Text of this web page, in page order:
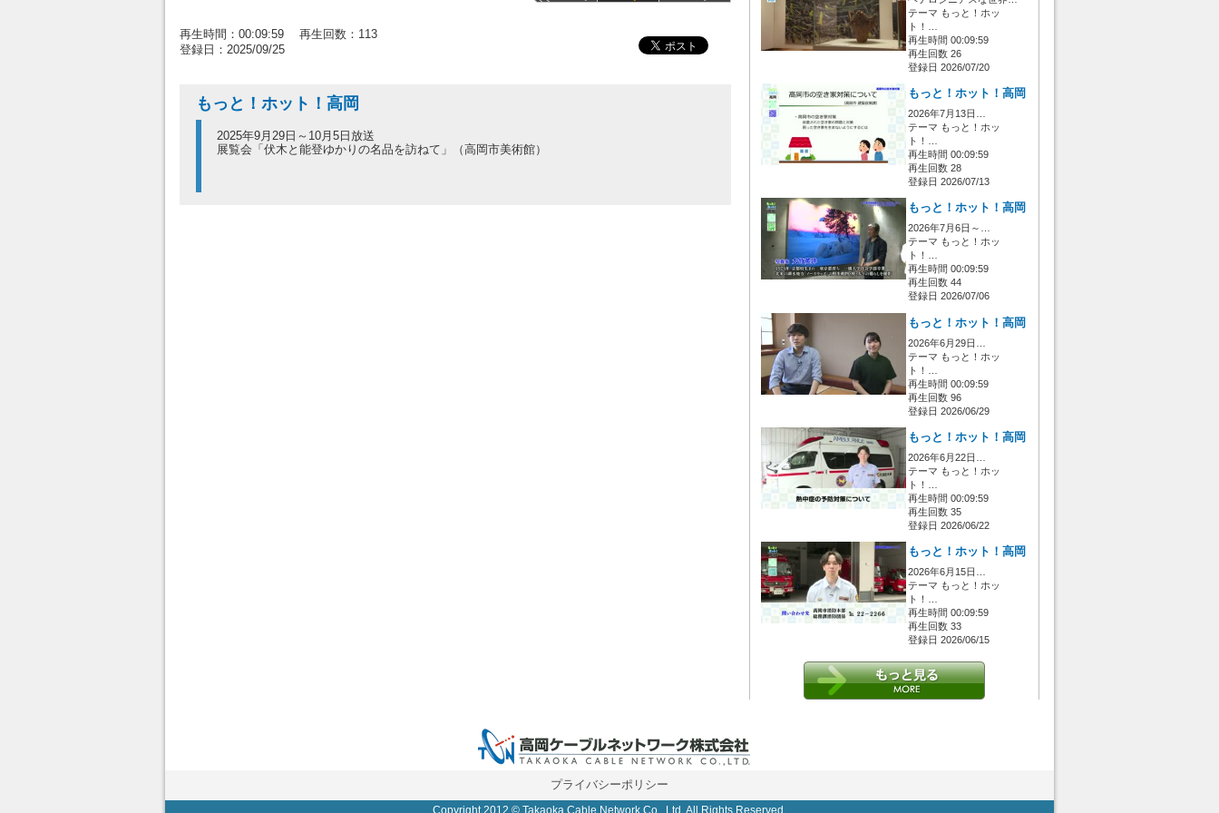
再生時間：00:09:59 再生回数：113
登録日：2025/09/25
もっと！ホット！高岡
2025年9月29日～10月5日放送
展覧会「伏木と能登ゆかりの名品を訪ねて」（高岡市美術館）
テーマ もっと！ホッ
ト！…
再生時間 00:09:59
再生回数 26
登録日 2026/07/20
もっと！ホット！高岡
2026年7月13日…
テーマ もっと！ホッ
ト！…
再生時間 00:09:59
再生回数 28
登録日 2026/07/13
もっと！ホット！高岡
2026年7月6日～…
テーマ もっと！ホッ
ト！…
再生時間 00:09:59
再生回数 44
登録日 2026/07/06
もっと！ホット！高岡
2026年6月29日…
テーマ もっと！ホッ
ト！…
再生時間 00:09:59
再生回数 96
登録日 2026/06/29
もっと！ホット！高岡
2026年6月22日…
テーマ もっと！ホッ
ト！…
再生時間 00:09:59
再生回数 35
登録日 2026/06/22
もっと！ホット！高岡
2026年6月15日…
テーマ もっと！ホッ
ト！…
再生時間 00:09:59
再生回数 33
登録日 2026/06/15
プライバシーポリシー
Copyright 2012 © Takaoka Cable Network Co., Ltd. All Rights Reserved.